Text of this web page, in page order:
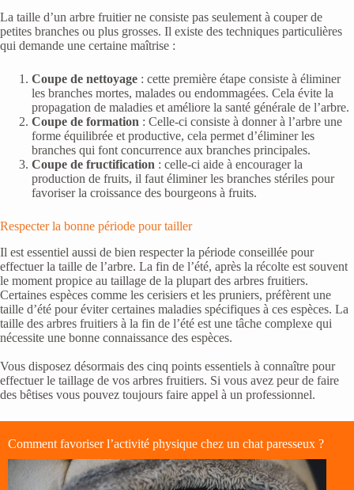
La taille d’un arbre fruitier ne consiste pas seulement à couper de
petites branches ou plus grosses. Il existe des techniques particulières
qui demande une certaine maîtrise :
Coupe de nettoyage : cette première étape consiste à éliminer
les branches mortes, malades ou endommagées. Cela évite la
propagation de maladies et améliore la santé générale de l’arbre.
Coupe de formation : Celle-ci consiste à donner à l’arbre une
forme équilibrée et productive, cela permet d’éliminer les
branches qui font concurrence aux branches principales.
Coupe de fructification : celle-ci aide à encourager la
production de fruits, il faut éliminer les branches stériles pour
favoriser la croissance des bourgeons à fruits.
Respecter la bonne période pour tailler
Il est essentiel aussi de bien respecter la période conseillée pour
effectuer la taille de l’arbre. La fin de l’été, après la récolte est souvent
le moment propice au taillage de la plupart des arbres fruitiers.
Certaines espèces comme les cerisiers et les pruniers, préfèrent une
taille d’été pour éviter certaines maladies spécifiques à ces espèces. La
taille des arbres fruitiers à la fin de l’été est une tâche complexe qui
nécessite une bonne connaissance des espèces.
Vous disposez désormais des cinq points essentiels à connaître pour
effectuer le taillage de vos arbres fruitiers. Si vous avez peur de faire
des bêtises vous pouvez toujours faire appel à un professionnel.
Comment favoriser l’activité physique chez un chat paresseux ?